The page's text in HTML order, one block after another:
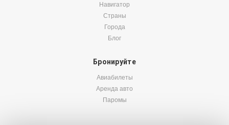
Навигатор
Страны
Города
Блог
Бронируйте
Авиабилеты
Аренда авто
Паромы